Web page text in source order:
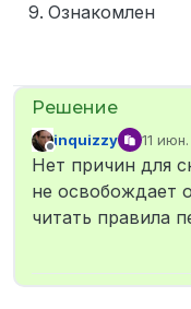
Ознакомлен
Не в сети
inquizzy 11
Нет причин для
не освобождает
читать правила